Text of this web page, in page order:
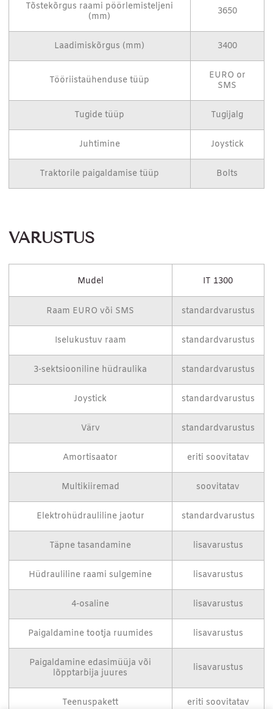
Tõstekõrgus raami pöörlemisteljeni
(mm)
3650
Laadimiskõrgus (mm) 3400
Tööriistaühenduse tüüp
EURO or
SMS
Tugide tüüp Tugijalg
Juhtimine Joystick
Traktorile paigaldamise tüüp Bolts
VARUSTUS
Mudel IT 1300
Raam EURO või SMS standardvarustus
Iselukustuv raam standardvarustus
3-sektsiooniline hüdraulika standardvarustus
Joystick standardvarustus
Värv standardvarustus
Amortisaator eriti soovitatav
Multikiiremad soovitatav
Elektrohüdrauliline jaotur standardvarustus
Täpne tasandamine lisavarustus
Hüdrauliline raami sulgemine lisavarustus
4-osaline lisavarustus
Paigaldamine tootja ruumides lisavarustus
Paigaldamine edasimüüja või
lõpptarbija juures
lisavarustus
Teenuspakett eriti soovitatav